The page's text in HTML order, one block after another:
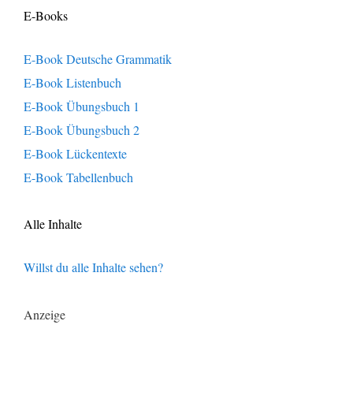
E-Books
E-Book Deutsche Grammatik
E-Book Listenbuch
E-Book Übungsbuch 1
E-Book Übungsbuch 2
E-Book Lückentexte
E-Book Tabellenbuch
Alle Inhalte
Willst du alle Inhalte sehen?
Anzeige